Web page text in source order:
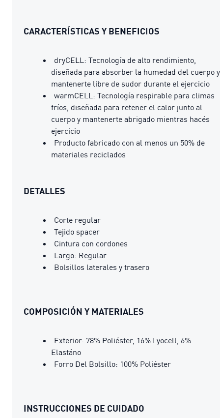
CARACTERÍSTICAS Y BENEFICIOS
dryCELL: Tecnología de alto rendimiento,
diseñada para absorber la humedad del cuerpo y
mantenerte libre de sudor durante el ejercicio
warmCELL: Tecnología respirable para climas
fríos, diseñada para retener el calor junto al
cuerpo y mantenerte abrigado mientras hacés
ejercicio
Producto fabricado con al menos un 50% de
materiales reciclados
DETALLES
Corte regular
Tejido spacer
Cintura con cordones
Largo: Regular
Bolsillos laterales y trasero
COMPOSICIÓN Y MATERIALES
Exterior: 78% Poliéster, 16% Lyocell, 6%
Elastáno
Forro Del Bolsillo: 100% Poliéster
INSTRUCCIONES DE CUIDADO